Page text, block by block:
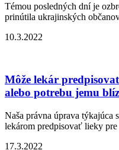
Témou posledných dní je
prinútila ukrajinských
10.3.2022
Môže lekár
alebo potrebu jemu
Naša právna úprava týkajúca
lekárom predpisovať lieky pre
17.3.2022